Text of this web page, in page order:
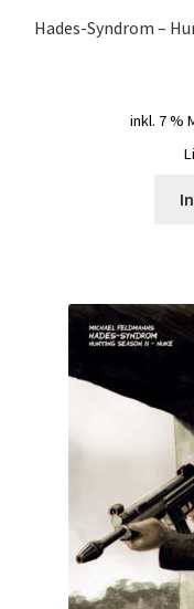
Hades-Syndrom –
inkl. 7 %